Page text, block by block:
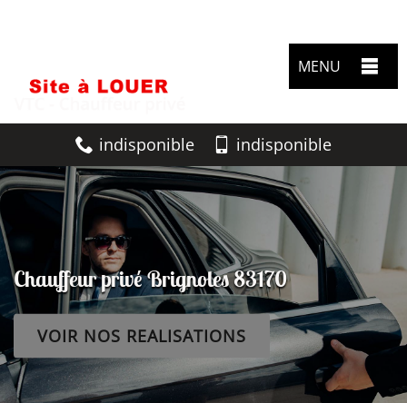
MENU
indisponible indisponible
Chauffeur privé Brignoles 83170
VOIR NOS REALISATIONS